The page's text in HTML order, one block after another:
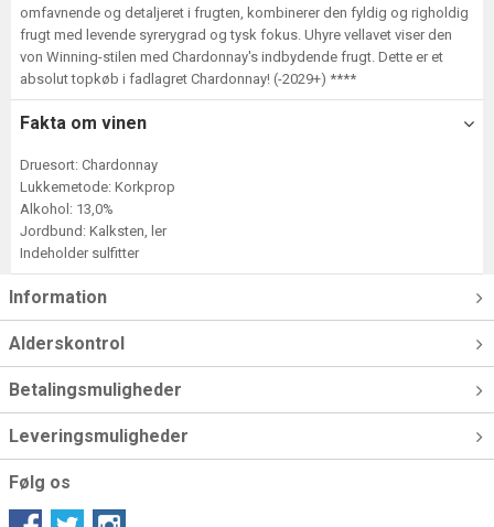
omfavnende og detaljeret i frugten, kombinerer den fyldig og righoldig
frugt med levende syrerygrad og tysk fokus. Uhyre vellavet viser den
von Winning-stilen med Chardonnay's indbydende frugt. Dette er et
absolut topkøb i fadlagret Chardonnay! (-2029+) ****
Fakta om vinen
Druesort: Chardonnay
Lukkemetode: Korkprop
Alkohol: 13,0%
Jordbund: Kalksten, ler
Indeholder sulfitter
Information
Alderskontrol
Betalingsmuligheder
Leveringsmuligheder
Følg os